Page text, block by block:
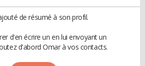
de résumé à son profil.
d'en écrire un en lui envoyant un
d'abord Omar à vos contacts.